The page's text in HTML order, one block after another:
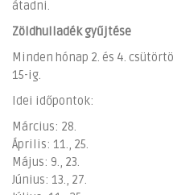
átadni.
Zöldhulladék gyűjtése
Minden hónap 2. és 4.
15-ig.
Idei időpontok:
Március: 28.
Április: 11., 25.
Május: 9., 23.
Június: 13., 27.